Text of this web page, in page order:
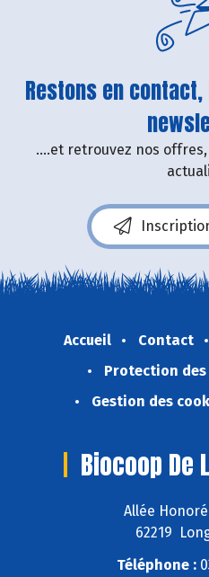
Restons en
....et retrouvez nos
Accueil Contact
Protection des
Gestion des
Biocoop De
Allée
62219
Téléphone :